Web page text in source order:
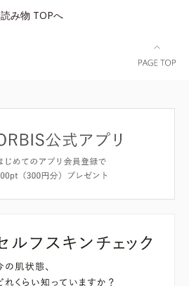
読み物 TOPへ